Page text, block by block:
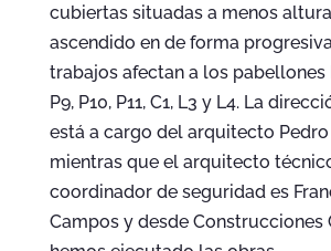
cubiertas situadas a menos
ascendido en de forma
trabajos afectan a los pabellones
P9, P10, P11, C1, L3 y L4. La
está a cargo del arquitecto
mientras que el arquitecto
coordinador de seguridad es
Campos y desde Construcciones